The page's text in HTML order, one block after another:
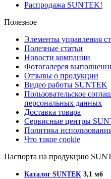
Распродажа SUNTEK!
Полезное
Элементы управления
Полезные статьи
Новости компании
Фотогалерея
Отзывы о продукции
Видео работы SUNTEK
Пользовательское
персональных данных
Доставка товара
Сервисные центры
Политика
Что такое cookie
Паспорта на продукцию
Каталог SUNTEK 3,1 мб